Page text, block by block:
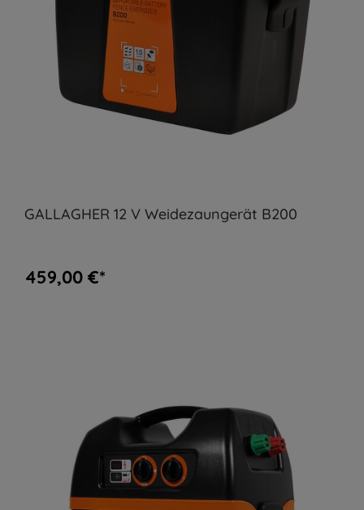
GALLAGHER 12 V Weidezaungerät B200
459,00 €*